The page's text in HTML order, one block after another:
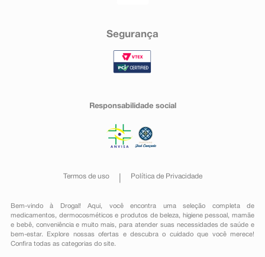
Segurança
Responsabilidade social
Termos de uso Política de Privacidade
Bem-vindo à Drogal! Aqui, você encontra uma seleção completa de
medicamentos , dermocosméticos e produtos de beleza, higiene pessoal ,mamãe
e bebê, conveniênciae muito mais, para atender suas necessidades de saúde e
bem-estar. Explore nossas ofertas e descubra o cuidado que você merece!
Confira todas as categorias do site.